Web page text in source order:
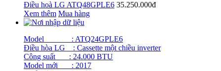
Điều hoà LG ATQ48GPLE6 35.250.000đ
Xem thêm Mua hàng
Model : ATQ24GPLE6
Điều hòa LG : Cassette một chiều inverter
Công suất : 24.000 BTU
Model mới : 2017